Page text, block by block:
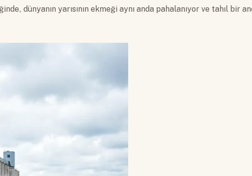
dünyanın yarısının ekmeği aynı anda pahalanıyor ve tahıl bir